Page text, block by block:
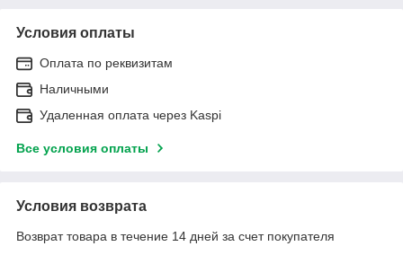
Условия оплаты
Оплата по реквизитам
Наличными
Удаленная оплата через Kaspi
Все условия оплаты
Условия возврата
Возврат товара в течение 14 дней за счет покупателя